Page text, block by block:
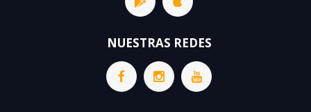
NUESTRAS REDES